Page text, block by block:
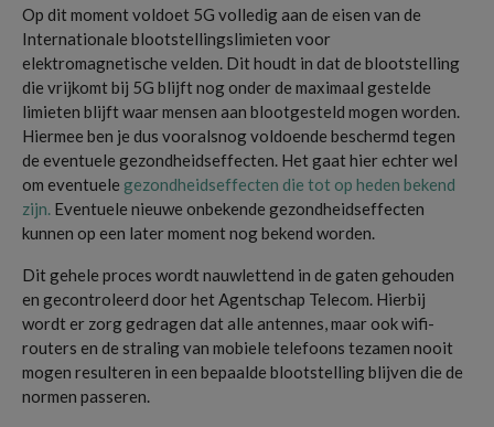
Op dit moment voldoet 5G volledig aan de eisen van de
Internationale blootstellingslimieten voor
elektromagnetische velden. Dit houdt in dat de blootstelling
die vrijkomt bij 5G blijft nog onder de maximaal gestelde
limieten blijft waar mensen aan blootgesteld mogen worden.
Hiermee ben je dus vooralsnog voldoende beschermd tegen
de eventuele gezondheidseffecten. Het gaat hier echter wel
om eventuele gezondheidseffecten die tot op heden bekend
zijn. Eventuele nieuwe onbekende gezondheidseffecten
kunnen op een later moment nog bekend worden.
Dit gehele proces wordt nauwlettend in de gaten gehouden
en gecontroleerd door het Agentschap Telecom. Hierbij
wordt er zorg gedragen dat alle antennes, maar ook wifi-
routers en de straling van mobiele telefoons tezamen nooit
mogen resulteren in een bepaalde blootstelling blijven die de
normen passeren.